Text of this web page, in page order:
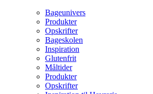
Bageunivers
Produkter
Opskrifter
Bageskolen
Inspiration
Glutenfrit
Måltider
Produkter
Opskrifter